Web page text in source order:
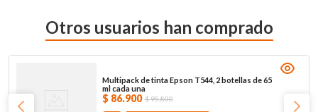
Otros usuarios han comprado
Multipack de tinta Epson T544, 2 botellas de 65
ml cada una
$ 86.900 $95.800